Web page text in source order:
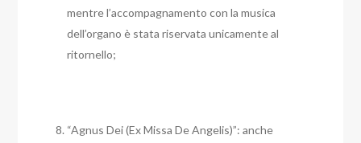
mentre l’accompagnamento con la musica
dell’organo è stata riservata unicamente al
ritornello;
“Agnus Dei (Ex Missa De Angelis)”: anche